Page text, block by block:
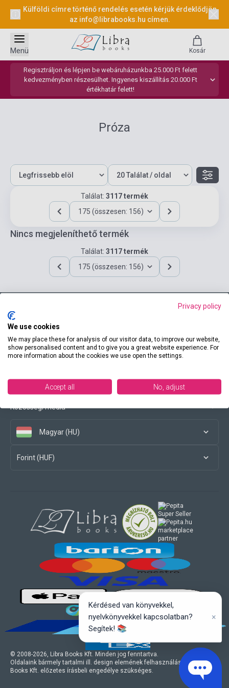
Külföldi címre történő rendelés esetén kérjük érdeklődjön
az info@librabooks.hu címen.
Regisztráljon és lépjen be webáruházunkba 25.000 Ft felett
kedvezményben részesülhet. Ingyenes kiszállítás 20.000 Ft
értékhatár felett!
Menü Kosár
Próza
Találat: 3117 termék
175 (összesen: 156)
Nincs megjeleníthető termék
Találat: 3117 termék
175 (összesen: 156)
Elérhetőségeink
Közösségi média
Magyar (HU)
Forint (HUF)
© 2008-2026, Libra Books Kft. Minden jog fenntartva.
Oldalaink bármely tartalmi ill. design elemének felhasználásához a Libra
Books Kft. előzetes írásbeli engedélye szükséges.
marketplace
partner
Privacy policy
We use cookies
We may place these for analysis of our visitor data, to improve our website,
show personalised content and to give you a great website experience. For
more information about the cookies we use open the settings.
Accept all No, adjust
Kérdésed van könyvekkel,
nyelvkönyvekkel kapcsolatban?
Segítek! 📚
×